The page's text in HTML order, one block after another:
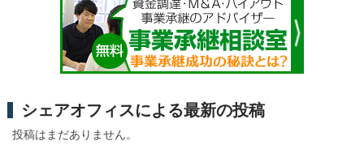
シェアオフィスによる最新の投稿
投稿はまだありません。